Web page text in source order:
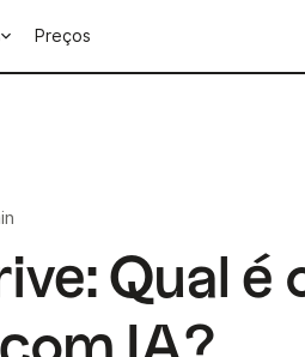
Preços
Qual é